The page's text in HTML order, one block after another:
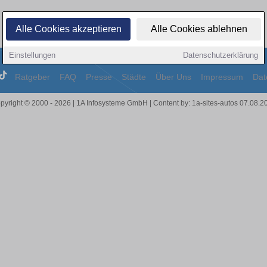
Alle Cookies akzeptieren Alle Cookies ablehnen
Einstellungen Datenschutzerklärung
Ratgeber FAQ Presse Städte Über Uns Impressum
© 2000 - 2026 | 1A Infosysteme GmbH | Content by: 1a-sites-autos